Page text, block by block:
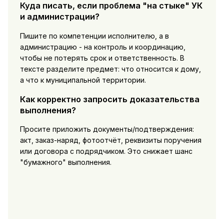
Куда писать, если проблема "на стыке" УК
и администрации?
Пишите по компетенции исполнителю, а в
администрацию - на контроль и координацию,
чтобы не потерять срок и ответственность. В
тексте разделите предмет: что относится к дому,
а что к муниципальной территории.
Как корректно запросить доказательства
выполнения?
Просите приложить документы/подтверждения:
акт, заказ-наряд, фотоотчёт, реквизиты поручения
или договора с подрядчиком. Это снижает шанс
"бумажного" выполнения.